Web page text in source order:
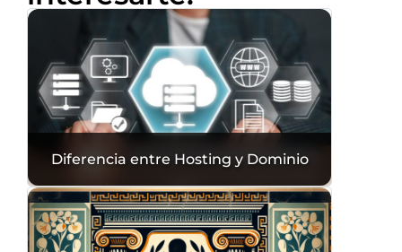
Diferencia entre Hosting y Dominio